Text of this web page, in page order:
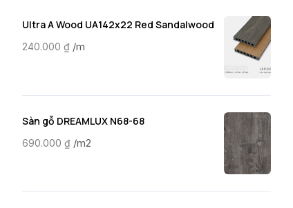
Ultra A Wood UA142x22 Red Sandalwood
240.000 ₫ /m
Sàn gỗ DREAMLUX N68-68
690.000 ₫ /m2